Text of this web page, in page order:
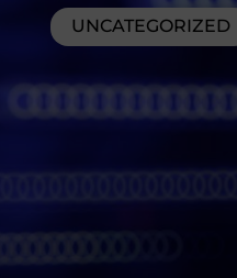
UNCATEGORIZED